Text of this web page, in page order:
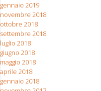
gennaio 2019
novembre 2018
ottobre 2018
settembre 2018
luglio 2018
giugno 2018
maggio 2018
aprile 2018
gennaio 2018